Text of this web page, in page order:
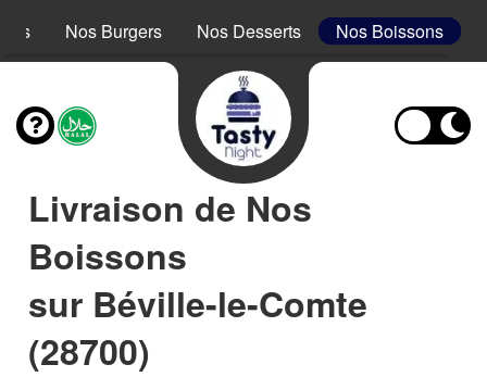
Nos Burgers Nos Desserts Nos Boissons
Livraison de Nos
Boissons
sur Béville-le-Comte
(28700)